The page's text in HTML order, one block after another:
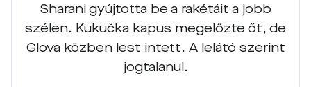
Sharani gyújtotta be a rakétáit a jobb
szélen. Kukučka kapus megelőzte őt, de
Glova közben lest intett. A lelátó szerint
jogtalanul.